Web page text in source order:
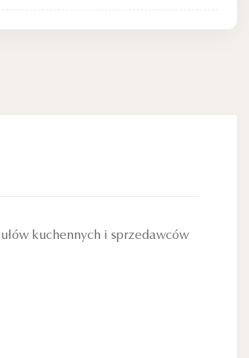
kuchennych i sprzedawców